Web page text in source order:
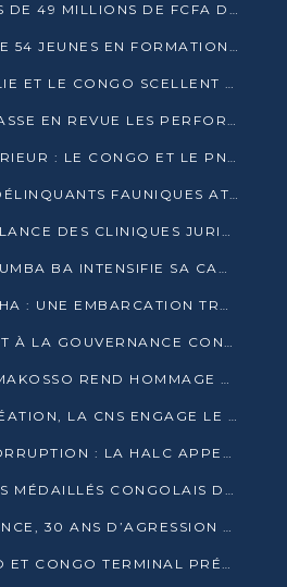
LE PNUD REMET PLUS DE 49 MILLIONS DE FCFA D’ÉQUIPEMENTS POUR ACCÉLÉRER LA NUMÉRISATION DU SYSTÈME DE SANTÉ
L’ACAT CONGO PLACE 54 JEUNES EN FORMATION PROFESSIONNELLE
AGRICULTURE : L’ITALIE ET LE CONGO SCELLENT UN PARTENARIAT POUR UNE PRODUCTION LOCALE DURABLE
SANTÉ : LE CONGO PASSE EN REVUE LES PERFORMANCES DE SES HÔPITAUX À MI-PARCOURS
ENSEIGNEMENT SUPÉRIEUR : LE CONGO ET LE PNUD VEULENT RAPPROCHER LA FORMATION UNIVERSITAIRE DES BESOINS DU MARCHÉ DE L’EMPLOI
QUATRE PRÉSUMÉS DÉLINQUANTS FAUNIQUES ATTENDUS DEVANT LA JUSTICE POUR TRAFIC D’IVOIRE
JUSTICE : LE CONGO LANCE DES CLINIQUES JURIDIQUES POUR RAPPROCHER LE DROIT DES CITOYENS
FRANCOPHONIE : COUMBA BA INTENSIFIE SA CAMPAGNE POUR LA SUCCESSION À LA TÊTE DE L’OIF
DRAME SUR LA SANGHA : UNE EMBARCATION TRANSPORTANT DES FIDÈLES DE « NZAMBÉ YA L’HUILE » FAIT NAUFRAGE À OUESSO
DES JEUNES S’INITIENT À LA GOUVERNANCE CONTINENTALE À BRAZZAVILLE
ANATOLE COLLINET MAKOSSO REND HOMMAGE À JEAN-PAUL PIGASSE
70 ANS APRÈS SA CRÉATION, LA CNS ENGAGE LE VIRAGE DE LA DIGITALISATION
LUTTE CONTRE LA CORRUPTION : LA HALC APPELLE À PASSER DES DISCOURS AUX ACTES
LA SNPC CÉLÈBRE LES MÉDAILLÉS CONGOLAIS DES OLYMPIADES PANAFRICAINES DE MATHÉMATIQUES 2026
66 ANS D’INDÉPENDANCE, 30 ANS D’AGRESSION RWANDAISE : 4 PRÉSIDENCES, UN ÉCHEC COLLECTIF
EMPLOI : AGL CONGO ET CONGO TERMINAL PRÉSÉLECTIONNENT PLUS DE 70 JEUNES À POINTE-NOIRE